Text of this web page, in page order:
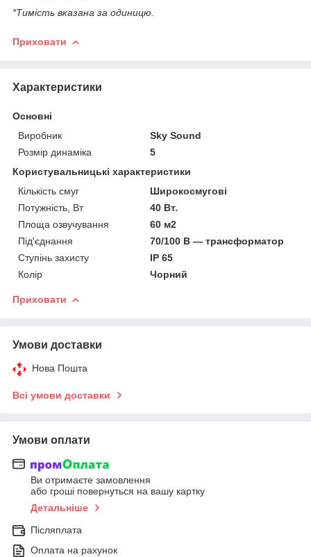
*Тимість вказана за одиницю.
Приховати
Характеристики
Основні
Виробник
Sky Sound
Розмір динаміка
5
Користувальницькі характеристики
Кількість смуг
Широкосмугові
Потужність, Вт
40 Вт.
Площа озвучування
60 м2
Під'єднання
70/100 В — трансформатор
Ступінь захисту
IP 65
Колір
Чорний
Приховати
Умови доставки
Нова Пошта
Всі умови доставки
Умови оплати
Ви отримаєте замовлення
або гроші повернуться на вашу картку
Детальніше
Післяплата
Оплата на рахунок